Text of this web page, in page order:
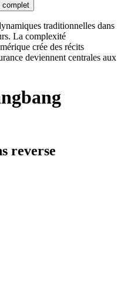
complet
traditionnelles dans
La complexité
crée des récits
deviennent centrales aux
reverse